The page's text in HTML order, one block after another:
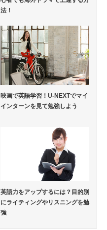
法！
映画で英語学習！U-NEXTでマイ
インターンを見て勉強しよう
英語力をアップするには？目的別
にライティングやリスニングを勉
強